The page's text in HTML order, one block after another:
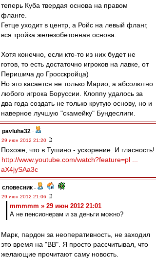
теперь Куба твердая основа на правом
фланге.
Гетце уходит в центр, а Ройс на левый фланг,
вся тройка железобетонная основа.
Хотя конечно, если кто-то из них будет не
готов, то есть достаточно игроков на лавке, от
Перишича до Гросскройца)
Но это касается не только Марио, а абсолютно
любого игрока Боруссии. Клоппу удалось за
два года создать не только крутую основу, но и
наверное лучшую "скамейку" Бундеслиги.
pavluha32 -
29 июн 2012 21:20
Похоже, что в Тушино - ускорение. И гласность!
http://www.youtube.com/watch?feature=pl ...
aX4jySAa3c
словесник -
29 июн 2012 21:06
mmmmm » 29 июн 2012 21:01
А не пенсионерам и за деньги можно?
Марк, пардон за неоперативность, не заходил
это время на "ВВ". Я просто рассчитывал, что
желающие прочитают саму новость.